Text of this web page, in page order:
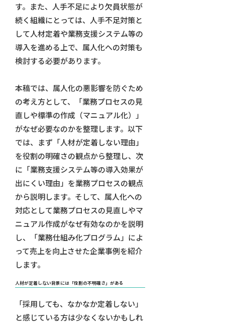
す。また、人手不足により欠員状態が
続く組織にとっては、人手不足対策と
して人材定着や業務支援システム等の
導入を進める上で、属人化への対策も
検討する必要があります。
本稿では、属人化の悪影響を防ぐため
の考え方として、「業務プロセスの見
直しや標準の作成（マニュアル化）」
がなぜ必要なのかを整理します。以下
では、まず「人材が定着しない理由」
を役割の明確さの観点から整理し、次
に「業務支援システム等の導入効果が
出にくい理由」を業務プロセスの観点
から説明します。そして、属人化への
対応として業務プロセスの見直しやマ
ニュアル作成がなぜ有効なのかを説明
し、「業務仕組み化プログラム」によ
って売上を向上させた企業事例を紹介
します。
人材が定着しない背景には「役割の不明確さ」がある
「採用しても、なかなか定着しない」
と感じている方は少なくないかもしれ